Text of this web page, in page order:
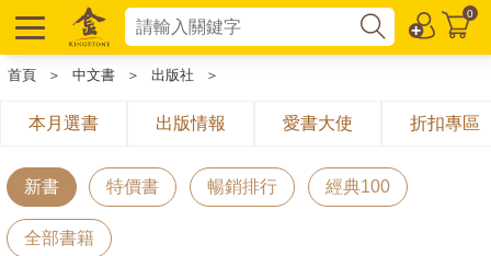
0
首頁 ＞ 中文書 ＞ 出版社 ＞
本月選書 出版情報 愛書大使 折扣專區
新書 特價書 暢銷排行 經典100
全部書籍